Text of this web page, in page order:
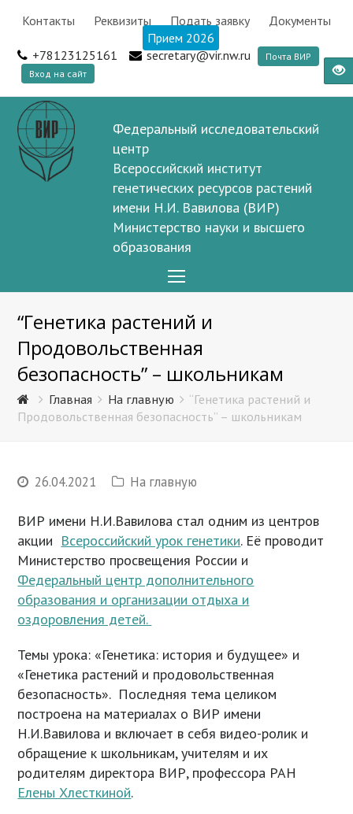
Контакты Реквизиты Подать заявку
Документы
Прием 2026
+78123125161
secretary@vir.nw.ru
Почта ВИР
Вход на сайт
Федеральный исследовательский
центр
Всероссийский институт
генетических ресурсов растений
имени Н.И. Вавилова (ВИР)
Министерство науки и высшего
образования
Menu
“Генетика растений и
Продовольственная
безопасность” – школьникам
Главная На главную
“Генетика растений и
Продовольственная безопасность” – школьникам
26.04.2021 На главную
ВИР имени Н.И.Вавилова стал одним из центров
акции Всероссийский урок генетики. Её проводит
Министерство просвещения России и
Федеральный центр дополнительного
образования и организации отдыха и
оздоровления детей.
Темы урока: «Генетика: история и будущее» и
«Генетика растений и продовольственная
безопасность». Последняя тема целиком
построена на материалах о ВИР имени
Н.И.Вавилова и включает в себя видео-ролик и
обращение к школьникам, учителям и их
родителям директора ВИР, профессора РАН
Елены Хлесткиной.